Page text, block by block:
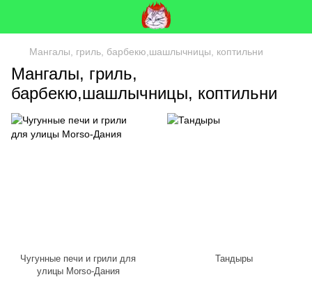
Мангалы, гриль, барбекю,шашлычницы, коптильни
Мангалы, гриль,
барбекю,шашлычницы, коптильни
Чугунные печи и грили для
улицы Morso-Дания
Тандыры